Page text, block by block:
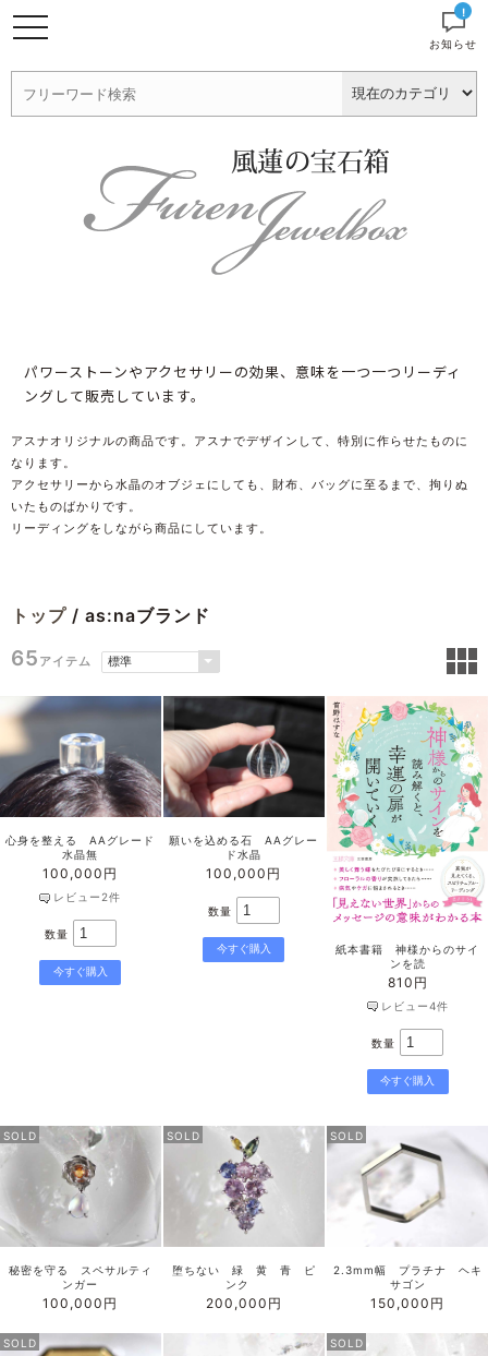
パワーストーンやアクセサリーの効果、意味を一つ一つリーディ
ングして販売しています。
!
お知らせ
アスナオリジナルの商品です。アスナでデザインして、特別に作らせたものに
なります。
アクセサリーから水晶のオブジェにしても、財布、バッグに至るまで、拘りぬ
いたものばかりです。
リーディングをしながら商品にしています。
トップ / as:naブランド
65 アイテム
心身を整える AAグレード
水晶無
100,000円
レビュー2件
数量
願いを込める石 AAグレー
ド水晶
100,000円
数量
紙本書籍 神様からのサイ
ンを読
810円
レビュー4件
数量
SOLD
秘密を守る スペサルティ
ンガー
100,000円
SOLD
堕ちない 緑 黄 青 ピ
ンク
200,000円
SOLD
2.3mm幅 プラチナ ヘキ
サゴン
150,000円
SOLD SOLD